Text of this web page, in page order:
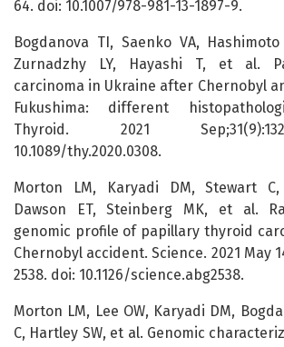
64. doi: 10.1007/978-981-13-1897-9.
Bogdanova TI, Saenko VA,
Zurnadzhy LY, Hayashi T, et al.
carcinoma in Ukraine after Chernobyl
Fukushima: different
Thyroid. 2021
10.1089/thy.2020.0308.
Morton LM, Karyadi DM, Stewart C,
Dawson ET, Steinberg MK, et al.
genomic profile of papillary thyroid
Chernobyl accident. Science. 2021 May
2538. doi: 10.1126/science.abg2538.
Morton LM, Lee OW, Karyadi DM,
C, Hartley SW, et al. Genomic